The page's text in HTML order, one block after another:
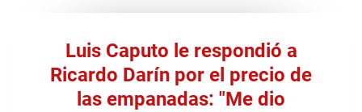
Luis Caputo le respondió a
Ricardo Darín por el precio de
las empanadas: "Me dio